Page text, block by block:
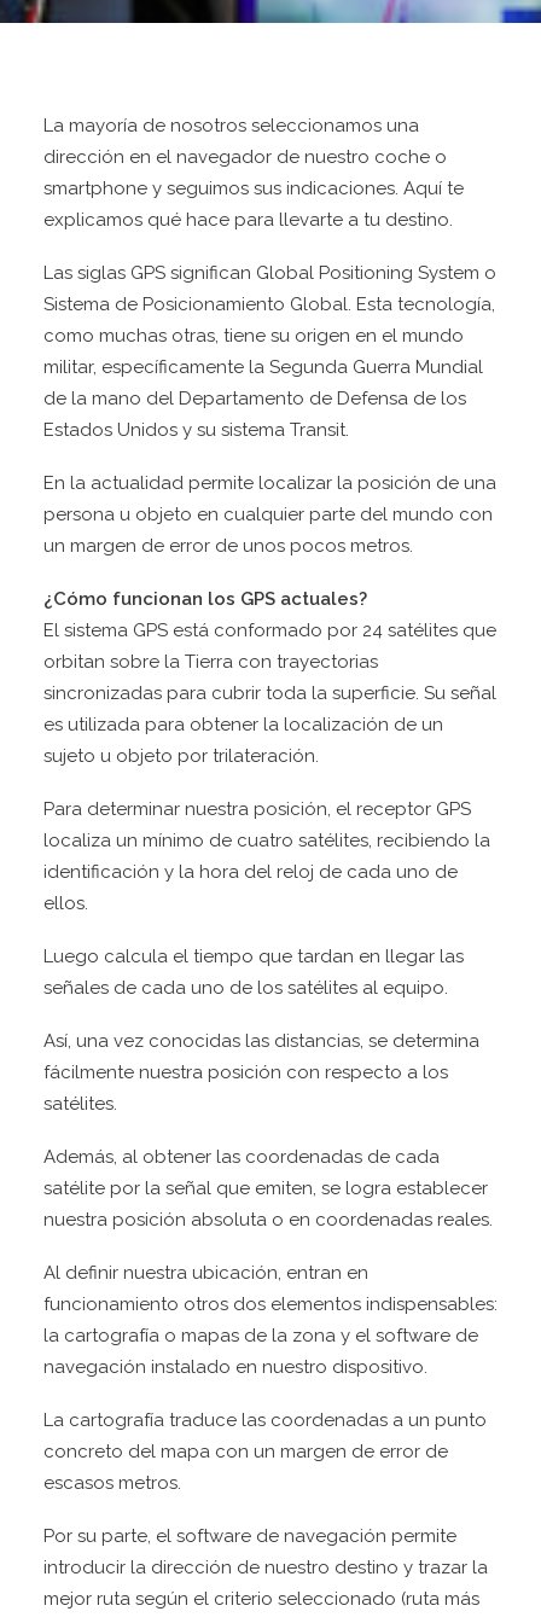
CONTÁCTANOS
La mayoría de nosotros seleccionamos una
dirección en el navegador de nuestro coche o
smartphone y seguimos sus indicaciones. Aquí te
explicamos qué hace para llevarte a tu destino.
Las siglas GPS significan Global Positioning System o
Sistema de Posicionamiento Global. Esta tecnología,
como muchas otras, tiene su origen en el mundo
militar, específicamente la Segunda Guerra Mundial
de la mano del Departamento de Defensa de los
Estados Unidos y su sistema Transit.
En la actualidad permite localizar la posición de una
persona u objeto en cualquier parte del mundo con
un margen de error de unos pocos metros.
¿Cómo funcionan los GPS actuales?
El sistema GPS está conformado por 24 satélites que
orbitan sobre la Tierra con trayectorias
sincronizadas para cubrir toda la superficie. Su señal
es utilizada para obtener la localización de un
sujeto u objeto por trilateración.
Para determinar nuestra posición, el receptor GPS
localiza un mínimo de cuatro satélites, recibiendo la
identificación y la hora del reloj de cada uno de
ellos.
Luego calcula el tiempo que tardan en llegar las
señales de cada uno de los satélites al equipo.
Así, una vez conocidas las distancias, se determina
fácilmente nuestra posición con respecto a los
satélites.
Además, al obtener las coordenadas de cada
satélite por la señal que emiten, se logra establecer
nuestra posición absoluta o en coordenadas reales.
Al definir nuestra ubicación, entran en
funcionamiento otros dos elementos indispensables:
la cartografía o mapas de la zona y el software de
navegación instalado en nuestro dispositivo.
La cartografía traduce las coordenadas a un punto
concreto del mapa con un margen de error de
escasos metros.
Por su parte, el software de navegación permite
introducir la dirección de nuestro destino y trazar la
mejor ruta según el criterio seleccionado (ruta más